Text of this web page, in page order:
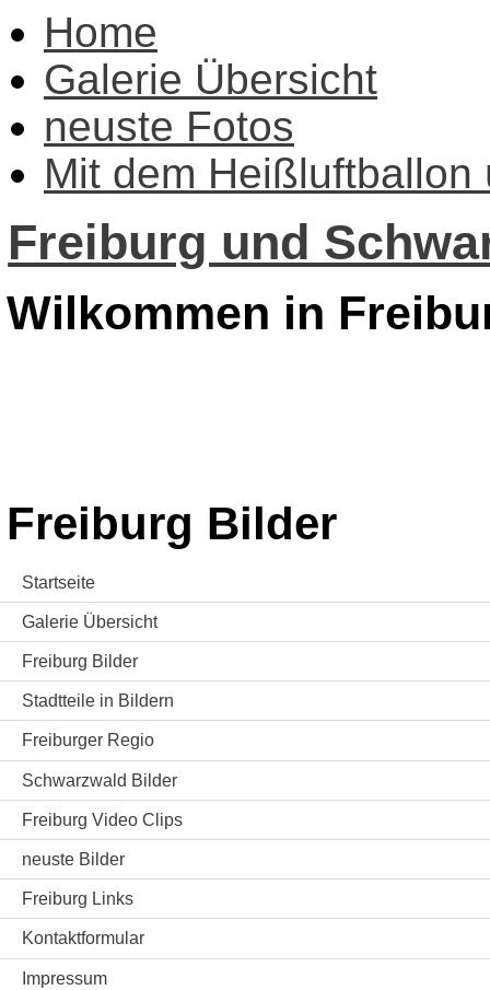
Home
Galerie Übersicht
neuste Fotos
Mit dem Heißluftballon
Freiburg und
Wilkommen in
Freiburg Bilder
Startseite
Galerie Übersicht
Freiburg Bilder
Stadtteile in Bildern
Freiburger Regio
Schwarzwald Bilder
Freiburg Video Clips
neuste Bilder
Freiburg Links
Kontaktformular
Impressum